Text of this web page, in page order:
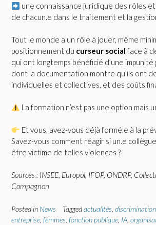
une connaissance juridique des rôles et
de chacun.e dans le traitement et la
Tout le monde a un rôle à jouer, même
positionnement du curseur social face à
qui ont longtemps bénéficié d’une
dont la documentation montre qu’ils ont
individuelles et collectives, et des coûts
La formation n’est pas une option mais
Et vous, avez-vous déjà formé.e à la
Savez-vous comment réagir si un.e
être victime de telles violences ?
Sources : INSEE, Europol, IFOP, ONDRP,
Compagnon
Posted in News Taggedactualités discrimination
entreprise femmes fonction publique IA